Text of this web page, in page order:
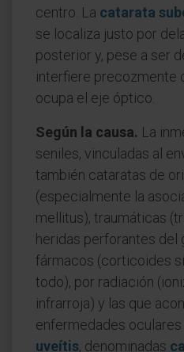
centro. La catarata
se localiza justo por
posterior y, pese a ser
interfiere precozmente
ocupa el eje óptico.
Según la causa. La
seniles, vinculadas al
también cataratas de
(especialmente la
mellitus), traumáticas
heridas perforantes del
fármacos (corticoides
todo), por radiación
infrarroja) y las que
enfermedades
uveítis, denominadas